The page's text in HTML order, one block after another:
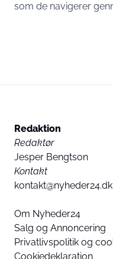
som de navigerer
Redaktion
Redaktør
Jesper Bengtson
Kontakt
kontakt@nyheder24.dk
Om Nyheder24
Salg og Annoncering
Privatlivspolitik og
Cookiedeklaration